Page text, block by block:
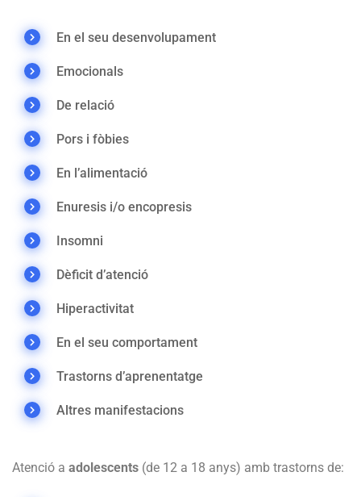
En el seu desenvolupament
Emocionals
De relació
Pors i fòbies
En l’alimentació
Enuresis i/o encopresis
Insomni
Dèficit d’atenció
Hiperactivitat
En el seu comportament
Trastorns d’aprenentatge
Altres manifestacions
Atenció a adolescents (de 12 a 18 anys) amb trastorns de: